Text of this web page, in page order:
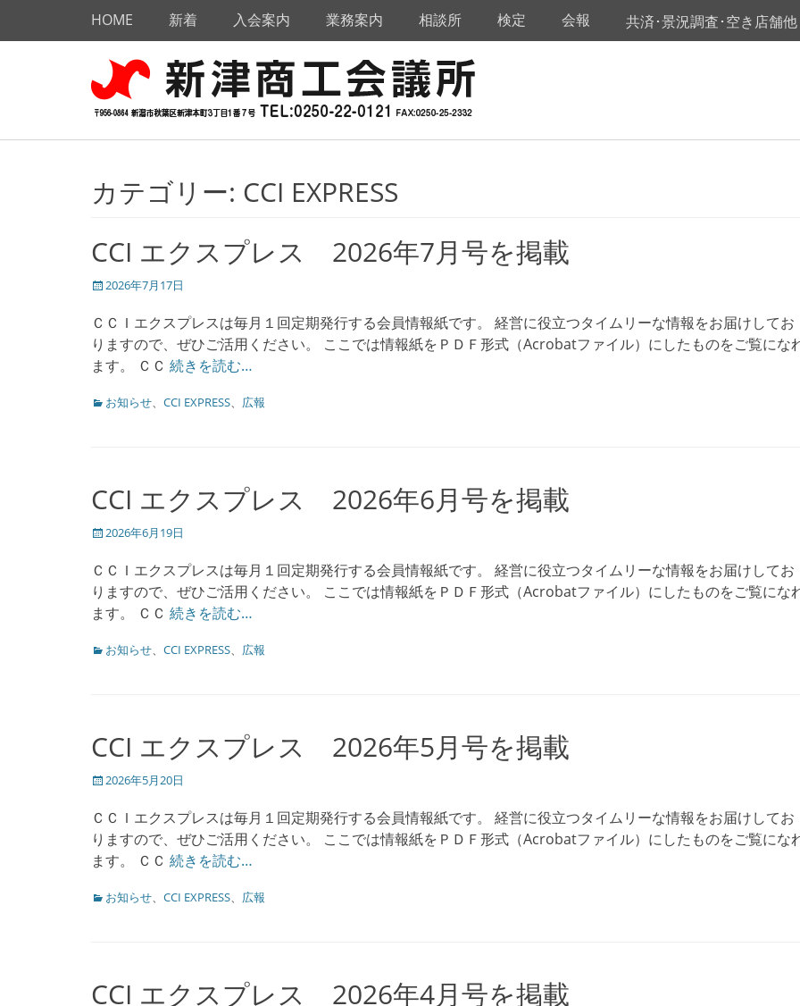
メインメニュー
ス
HOME 新着 入会案内 業務案内 相談所 検定 会報 共済･景況調査･空き店舗他
新津商工会議所
The Niitsu Chamber of Commerce and Industry
カテゴリー: CCI EXPRESS
CCI エクスプレス 2026年7月号を掲載
投
日
2026年7月17日
ＣＣＩエクスプレスは毎月１回定期発行する会員情報紙です。 経営に役立つタイムリーな情報をお届けしてお
りますので、ぜひご活用ください。 ここでは情報紙をＰＤＦ形式（Acrobatファイル）にしたものをご覧にな
ます。 ＣＣ 続きを読む…
カ お知らせ、 CCI EXPRESS、 広報
CCI エクスプレス 2026年6月号を掲載
投
日
2026年6月19日
ＣＣＩエクスプレスは毎月１回定期発行する会員情報紙です。 経営に役立つタイムリーな情報をお届けしてお
りますので、ぜひご活用ください。 ここでは情報紙をＰＤＦ形式（Acrobatファイル）にしたものをご覧にな
ます。 ＣＣ 続きを読む…
カ お知らせ、 CCI EXPRESS、 広報
CCI エクスプレス 2026年5月号を掲載
投
日
2026年5月20日
ＣＣＩエクスプレスは毎月１回定期発行する会員情報紙です。 経営に役立つタイムリーな情報をお届けしてお
りますので、ぜひご活用ください。 ここでは情報紙をＰＤＦ形式（Acrobatファイル）にしたものをご覧にな
ます。 ＣＣ 続きを読む…
カ お知らせ、 CCI EXPRESS、 広報
CCI エクスプレス 2026年4月号を掲載